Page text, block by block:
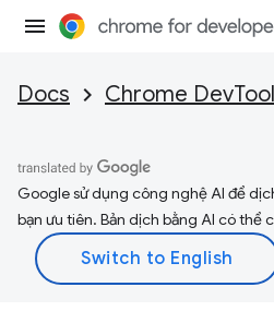
Docs Chrome
Google sử dụng công nghệ AI để
bạn ưu tiên. Bản dịch bằng AI có thể